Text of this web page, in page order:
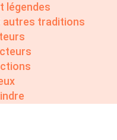
légendes
autres traditions